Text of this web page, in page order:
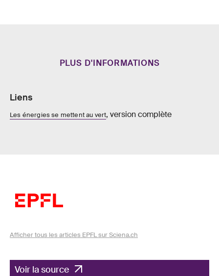
PLUS D'INFORMATIONS
Liens
Les énergies se mettent au vert, version complète
Afficher tous les articles EPFL sur Sciena.ch
Voir la source